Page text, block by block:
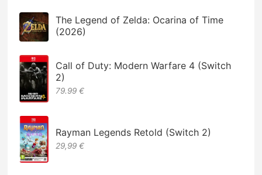
The Legend of Zelda: Ocarina of Time
(2026)
Call of Duty: Modern Warfare 4 (Switch
2)
79.99 €
Rayman Legends Retold (Switch 2)
29,99 €